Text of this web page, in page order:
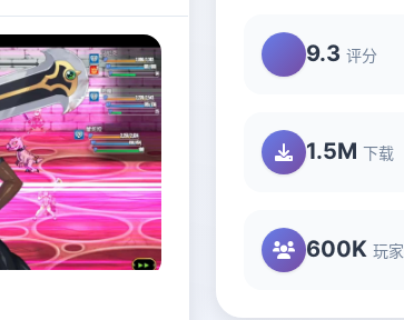
9.3 评分
1.5M 下载
600K 玩家